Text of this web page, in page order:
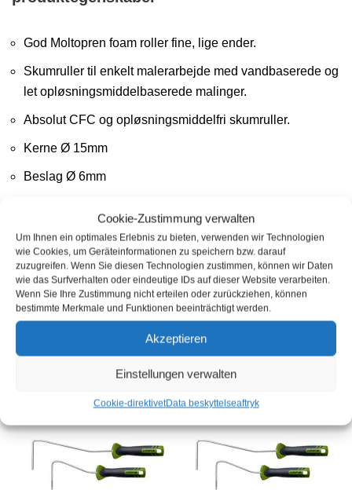
Cookie-Zustimmung verwalten
Um Ihnen ein optimales Erlebnis zu bieten, verwenden wir Technologien
wie Cookies, um Geräteinformationen zu speichern bzw. darauf
zuzugreifen. Wenn Sie diesen Technologien zustimmen, können wir Daten
wie das Surfverhalten oder eindeutige IDs auf dieser Website verarbeiten.
Wenn Sie Ihre Zustimmung nicht erteilen oder zurückziehen, können
bestimmte Merkmale und Funktionen beeinträchtigt werden.
Akzeptieren
Einstellungen verwalten
Cookie-direktivetData beskyttelseaftryk
God Moltopren foam roller fine, lige ender.
Skumruller til enkelt malerarbejde med vandbaserede og
let opløsningsmiddelbaserede malinger.
Absolut CFC og opløsningsmiddelfri skumruller.
Kerne Ø 15mm
Beslag Ø 6mm
Du kunne også være
interesseret i…